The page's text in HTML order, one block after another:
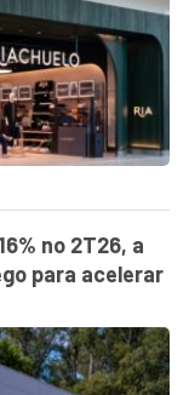
no 2T26, a
para acelerar